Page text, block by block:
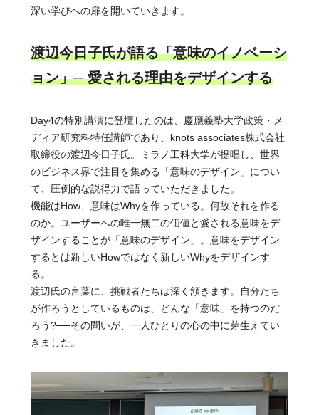
深い学びへの扉を開いていきます。
渡辺今日子氏が語る「意味のイノベーシ
ョン」─ 愛される理由をデザインする
Day4の特別講演に登壇したのは、慶應義塾大学政策・メ
ディア研究科特任講師であり、knots associates株式会社
取締役の渡辺今日子氏。ミラノ工科大学が提唱し、世界
のビジネス界で注目を集める「意味のデザイン」につい
て、圧倒的な説得力で語っていただきました。
機能はHow、意味はWhyを作っている。何故それを作る
のか。ユーザーへの唯一無二の価値と愛される意味をデ
ザインすることが「意味のデザイン」。意味をデザイン
するとは新しいHowではなく新しいWhyをデザインす
る。
渡辺氏の言葉に、挑戦者たちは深く頷きます。自分たち
が作ろうとしているものは、どんな「意味」を持つのだ
ろう?──その問いが、一人ひとりの心の中に芽生えてい
きました。